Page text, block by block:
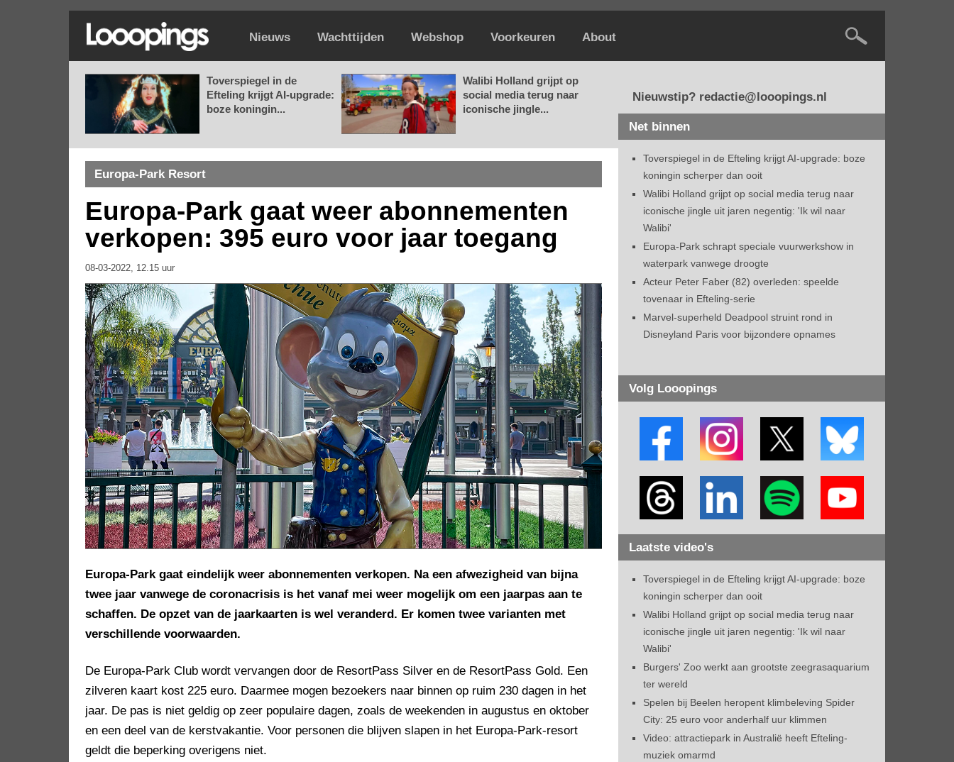
Nieuws Wachttijden Webshop Voorkeuren About
Toverspiegel in de
Efteling krijgt AI-upgrade:
boze koningin...
Walibi Holland grijpt op
social media terug naar
iconische jingle...
Europa-Park Resort
Europa-Park gaat weer abonnementen
verkopen: 395 euro voor jaar toegang
08-03-2022, 12.15 uur
Europa-Park gaat eindelijk weer abonnementen verkopen. Na een afwezigheid van bijna
twee jaar vanwege de coronacrisis is het vanaf mei weer mogelijk om een jaarpas aan te
schaffen. De opzet van de jaarkaarten is wel veranderd. Er komen twee varianten met
verschillende voorwaarden.
De Europa-Park Club wordt vervangen door de ResortPass Silver en de ResortPass Gold. Een
zilveren kaart kost 225 euro. Daarmee mogen bezoekers naar binnen op ruim 230 dagen in het
jaar. De pas is niet geldig op zeer populaire dagen, zoals de weekenden in augustus en oktober
en een deel van de kerstvakantie. Voor personen die blijven slapen in het Europa-Park-resort
geldt die beperking overigens niet.
Nieuwstip? redactie@looopings.nl
Net binnen
Toverspiegel in de Efteling krijgt AI-upgrade: boze
koningin scherper dan ooit
Walibi Holland grijpt op social media terug naar
iconische jingle uit jaren negentig: 'Ik wil naar
Walibi'
Europa-Park schrapt speciale vuurwerkshow in
waterpark vanwege droogte
Acteur Peter Faber (82) overleden: speelde
tovenaar in Efteling-serie
Marvel-superheld Deadpool struint rond in
Disneyland Paris voor bijzondere opnames
Volg Looopings
Laatste video's
Toverspiegel in de Efteling krijgt AI-upgrade: boze
koningin scherper dan ooit
Walibi Holland grijpt op social media terug naar
iconische jingle uit jaren negentig: 'Ik wil naar
Walibi'
Burgers' Zoo werkt aan grootste zeegrasaquarium
ter wereld
Spelen bij Beelen heropent klimbeleving Spider
City: 25 euro voor anderhalf uur klimmen
Video: attractiepark in Australië heeft Efteling-
muziek omarmd